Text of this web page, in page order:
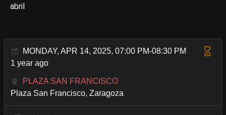
abril
MONDAY, APR 14, 2025, 07:00 PM-08:30 PM
1 year ago
PLAZA SAN FRANCISCO
Plaza San Francisco, Zaragoza